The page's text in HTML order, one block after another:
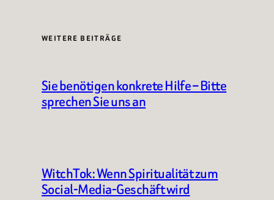
WEITERE BEITRÄGE
Sie benötigen konkrete Hilfe – Bitte
sprechen Sie uns an
WitchTok: Wenn Spiritualität zum
Social-Media-Geschäft wird